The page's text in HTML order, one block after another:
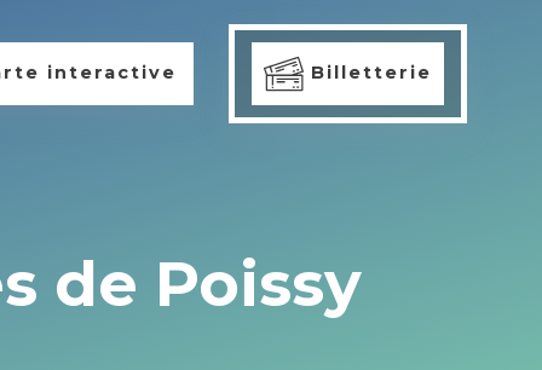
interactive Billetterie
de Poissy